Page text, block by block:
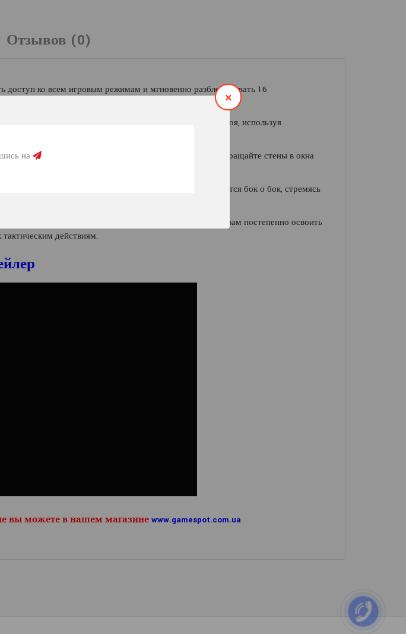
на
×
Отзывов (0)
доступ ко всем игровым режимам и мгновенно разблокировать 16
оперативникам и картам. Почувствуйте азарт и накал боя, используя
раунде.
окружающую среду в своих интересах - превращайте стены в окна
сражениях 6 на 6, где атакующие и защитники сражаются бок о бок, стремясь
путь повышения уровня доступа, который поможет вам постепенно освоить
действиям.
вы можете в нашем магазине www.gamespot.com.ua